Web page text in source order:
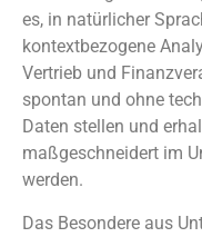
es, in natürlicher
kontextbezogene
Vertrieb und
spontan und ohne
Daten stellen und
maßgeschneidert im
werden.
Das Besondere aus